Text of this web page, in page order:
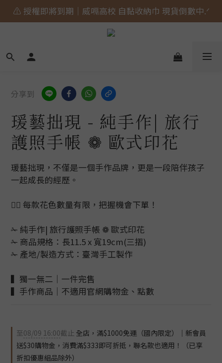
🎀 蝴蝶結貓貓的大人系日常 新上市⋆˚𝜗𝜚˚⋆
🎀 蝴蝶結貓貓的大人系日常 新上市⋆˚𝜗𝜚˚⋆
分享到
瑗藝拙現 - 純手作| 旅行
護照手帳 ❁ 歐式印花
瑗藝拙現，不僅是一個手作品牌，更是一段陪伴孩子
一起成長的經歷。
👉🏻 每款花色數量有限，把握機會下單！
✁ 純手作| 旅行護照手帳 ❁ 歐式印花
✁ 商品規格：長11.5 x 寬19cm(三摺)
✁ 產地/製造方式：臺灣手工製作
▍獨一無二｜一件完售
▍手作商品｜不適用官網購物金、點數
至08/09 16:00截止 全店，滿$1000免運（國內限定）｜新會員
送$30購物金，消費滿$333即可折抵，聯名款也適用！（已享
折扣優惠組品除外）